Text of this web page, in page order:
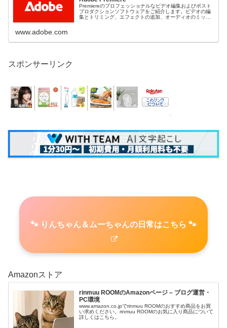
Premiereのプロフェッショナルなビデオ編集およびポスト
プロダクションソフトウェアをご紹介します。ビデオの編
集とトリミング、エフェクトの追加、オーディオのミック
www.adobe.com
スポンサーリンク
🐾 りんちゃん＆ムーちゃんの日常はこちら 🐾
Amazonストア
rinmuu ROOMのAmazonページ – ブログ運営・
PC環境
www.amazon.co.jpでrinmuu ROOMのおすすめ商品をお買
い求めください。rinmuu ROOMのお気に入り商品について
詳しくはこちら。